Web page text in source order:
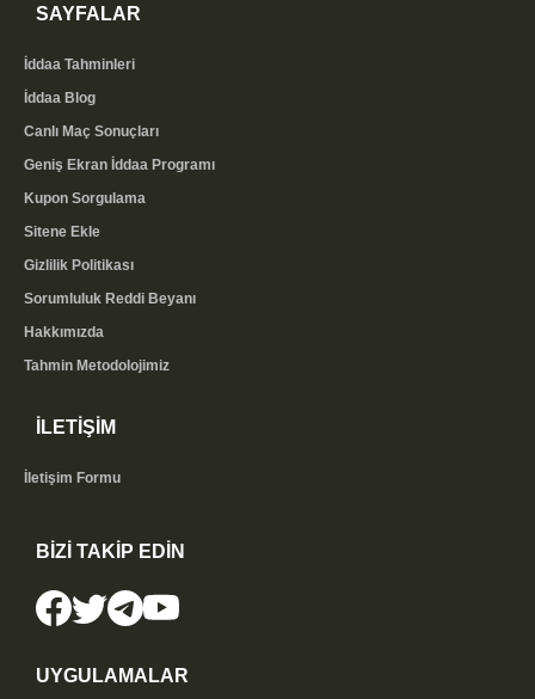
SAYFALAR
İddaa Tahminleri
İddaa Blog
Canlı Maç Sonuçları
Geniş Ekran İddaa Programı
Kupon Sorgulama
Sitene Ekle
Gizlilik Politikası
Sorumluluk Reddi Beyanı
Hakkımızda
Tahmin Metodolojimiz
İLETİŞİM
İletişim Formu
BİZİ TAKİP EDİN
UYGULAMALAR